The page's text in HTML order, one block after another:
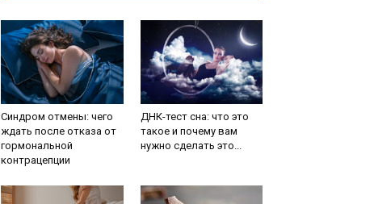
Синдром отмены: чего
ждать после отказа от
гормональной
контрацепции
ДНК-тест сна: что это
такое и почему вам
нужно сделать это...